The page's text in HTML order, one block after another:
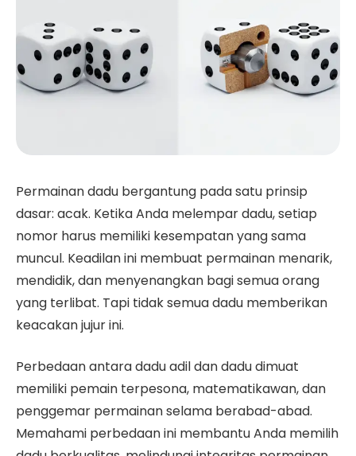
Permainan dadu bergantung pada satu prinsip
dasar: acak. Ketika Anda melempar dadu, setiap
nomor harus memiliki kesempatan yang sama
muncul. Keadilan ini membuat permainan menarik,
mendidik, dan menyenangkan bagi semua orang
yang terlibat. Tapi tidak semua dadu memberikan
keacakan jujur ini.
Perbedaan antara dadu adil dan dadu dimuat
memiliki pemain terpesona, matematikawan, dan
penggemar permainan selama berabad-abad.
Memahami perbedaan ini membantu Anda memilih